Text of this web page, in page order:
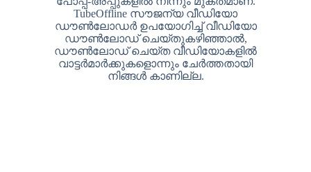
TubeOffline സൗജന്യ വീഡിയോ
ഡൗൺലോഡർ ഉപയോഗിച്ച് വീഡിയോ
ഡൗൺലോഡ് ചെയ്‌തുകഴിഞ്ഞാൽ,
ഡൗൺലോഡ് ചെയ്‌ത വീഡിയോകളിൽ
വാട്ടർമാർക്കുകളൊന്നും ചേർത്തതായി
നിങ്ങൾ കാണില്ല.